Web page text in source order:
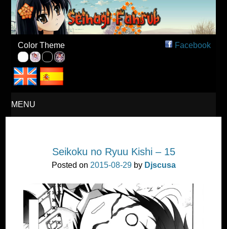
Seinagi Fansub – Español
Color Theme Facebook
MENU
Seikoku no Ryuu Kishi – 15
Posted on 2015-08-29by Djscusa